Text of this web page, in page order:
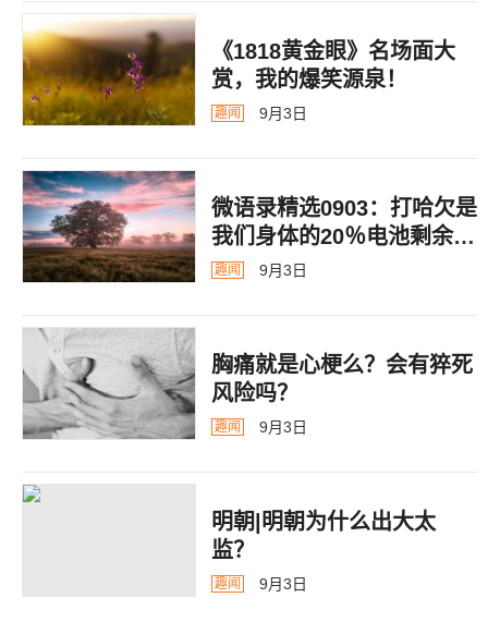
《1818黄金眼》名场面大
赏，我的爆笑源泉！
趣闻 9月3日
微语录精选0903：打哈欠是
我们身体的20％电池剩余警
告
趣闻 9月3日
胸痛就是心梗么？会有猝死
风险吗？
趣闻 9月3日
明朝|明朝为什么出大太
监？ ​​​
趣闻 9月3日